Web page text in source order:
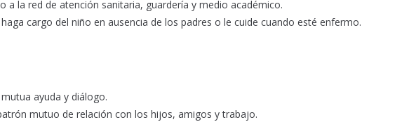
a la red de atención sanitaria, guardería y medio académico.
cargo del niño en ausencia de los padres o le cuide cuando esté enfermo.
ayuda y diálogo.
mutuo de relación con los hijos, amigos y trabajo.